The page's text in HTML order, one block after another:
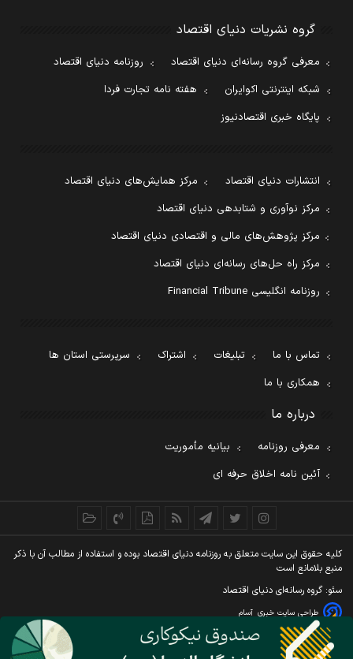
گروه نشریات دنیای اقتصاد
معرفی گروه رسانه‌ای دنیای اقتصاد
روزنامه دنیای اقتصاد
شبکه اینترنتی اکوایران
هفته نامه تجارت فردا
پایگاه خبری اقتصادنیوز
انتشارات دنیای اقتصاد
مرکز همایش‌های دنیای اقتصاد
مرکز نوآوری و شتابدهی دنیای اقتصاد
مرکز پژوهش‌های مالی و اقتصادی دنیای اقتصاد
مرکز راه حل‌های رسانه‌ای دنیای اقتصاد
روزنامه انگلیسی Financial Tribune
تماس با ما تبلیغات اشتراک
سرپرستی استان ها
همکاری با ما
درباره ما
معرفی روزنامه
بیانیه مأموریت
آئین نامه اخلاق حرفه ای
کليه حقوق اين سايت متعلق به روزنامه دنيای اقتصاد بوده و استفاده از مطالب آن با ذکر
منبع بلامانع است
سئو: گروه رسانه‌ای دنیای اقتصاد
طراحی سایت خبری آسام